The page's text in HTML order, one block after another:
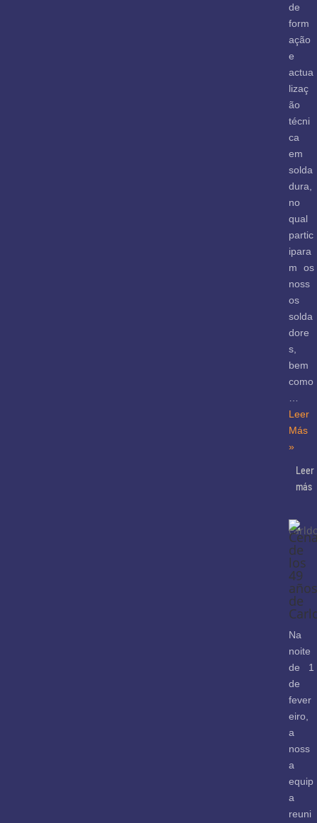
de
form
ação
e
actua
lizaç
ão
técni
ca
em
solda
dura,
no
qual
partic
ipara
m os
noss
os
solda
dore
s,
bem
como
Leer
Más
»
Leer
más
de
los
49
años
de
Na
noite
de 1
de
fever
eiro,
a
noss
a
equip
a
reuni